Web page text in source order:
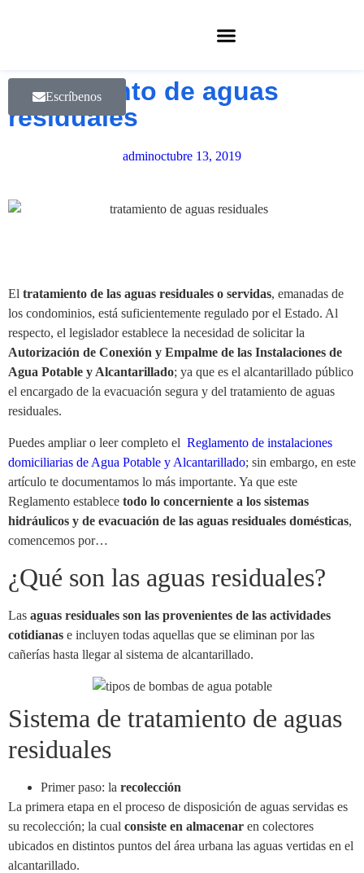
Tratamiento de aguas
residuales
adminoctubre 13, 2019
Escríbenos
El tratamiento de las aguas residuales o servidas, emanadas de
los condominios, está suficientemente regulado por el Estado. Al
respecto, el legislador establece la necesidad de solicitar la
Autorización de Conexión y Empalme de las Instalaciones de
Agua Potable y Alcantarillado; ya que es el alcantarillado público
el encargado de la evacuación segura y del tratamiento de aguas
residuales.
Puedes ampliar o leer completo el Reglamento de instalaciones
domiciliarias de Agua Potable y Alcantarillado; sin embargo, en este
artículo te documentamos lo más importante. Ya que este
Reglamento establece todo lo concerniente a los sistemas
hidráulicos y de evacuación de las aguas residuales domésticas,
comencemos por…
¿Qué son las aguas residuales?
Las aguas residuales son las provenientes de las actividades
cotidianas e incluyen todas aquellas que se eliminan por las
cañerías hasta llegar al sistema de alcantarillado.
Sistema de tratamiento de aguas
residuales
Primer paso: la recolección
La primera etapa en el proceso de disposición de aguas servidas es
su recolección; la cual consiste en almacenar en colectores
ubicados en distintos puntos del área urbana las aguas vertidas en el
alcantarillado.